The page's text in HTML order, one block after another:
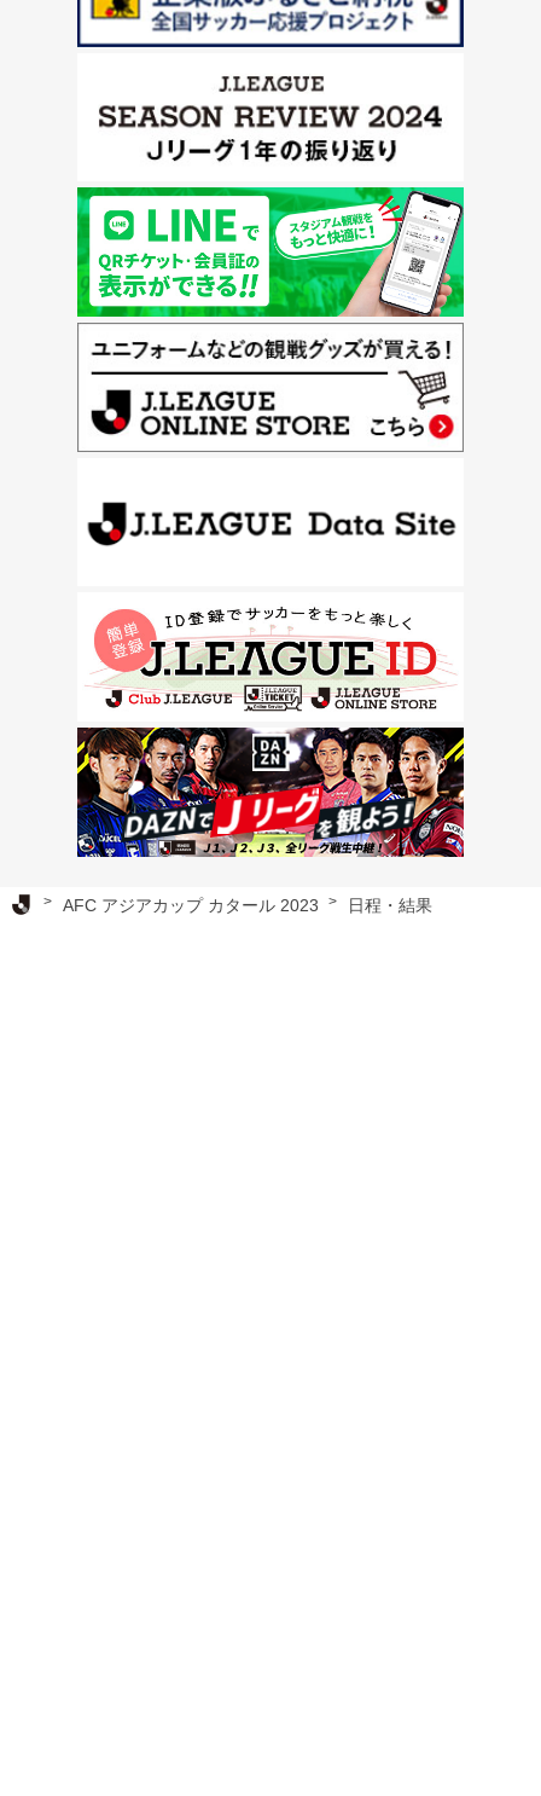
Ｊリーグ TOP
AFC アジアカップ カタール 2023 日程・結果